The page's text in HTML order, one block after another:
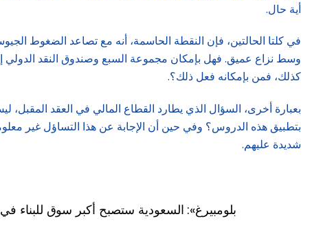
أية حال.
في كلتا الحالتين، فإن النقطة الحاسمة، أنه مع تصاعد الضغوط
كذلك، فمن بإمكانه فعل ذلك؟.
بعبارة أخرى، السؤال الذي يطارد القطاع المالي في العقد
بتطبيق هذه الدروس؟ وفي حين أن الإجابة عن هذا التساؤل غير
شديدة عليهم.
«بلومبيرغ»: السعودية ستصبح أكبر سوق للبناء في